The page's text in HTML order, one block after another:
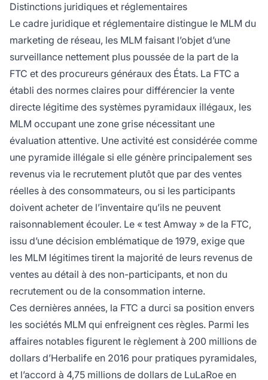
Distinctions juridiques et réglementaires
Le cadre juridique et réglementaire distingue le MLM du
marketing de réseau, les MLM faisant l’objet d’une
surveillance nettement plus poussée de la part de la
FTC et des procureurs généraux des États. La FTC a
établi des normes claires pour différencier la vente
directe légitime des systèmes pyramidaux illégaux, les
MLM occupant une zone grise nécessitant une
évaluation attentive. Une activité est considérée comme
une pyramide illégale si elle génère principalement ses
revenus via le recrutement plutôt que par des ventes
réelles à des consommateurs, ou si les participants
doivent acheter de l’inventaire qu’ils ne peuvent
raisonnablement écouler. Le « test Amway » de la FTC,
issu d’une décision emblématique de 1979, exige que
les MLM légitimes tirent la majorité de leurs revenus de
ventes au détail à des non-participants, et non du
recrutement ou de la consommation interne.
Ces dernières années, la FTC a durci sa position envers
les sociétés MLM qui enfreignent ces règles. Parmi les
affaires notables figurent le règlement à 200 millions de
dollars d’Herbalife en 2016 pour pratiques pyramidales,
et l’accord à 4,75 millions de dollars de LuLaRoe en